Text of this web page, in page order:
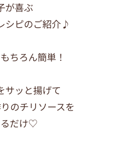
が喜ぶ
シピのご紹介♪
ちろん簡単！
サッと揚げて
のチリソースを
だけ♡